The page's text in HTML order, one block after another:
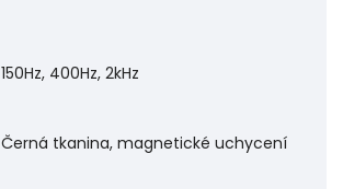
150Hz, 400Hz, 2kHz
Černá tkanina, magnetické uchycení